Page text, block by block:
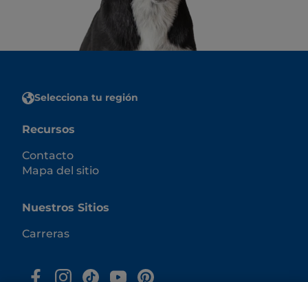
Selecciona tu región
Recursos
Contacto
Mapa del sitio
Nuestros Sitios
Carreras